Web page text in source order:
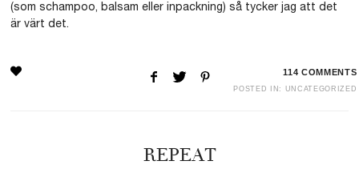
(som schampoo, balsam eller inpackning) så tycker jag att det
är värt det.
114 COMMENTS
POSTED IN: UNCATEGORIZED
REPEAT